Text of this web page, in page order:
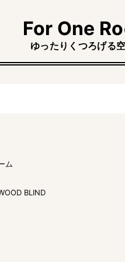
For One
ゆったりくつろげる空
ム
BLIND